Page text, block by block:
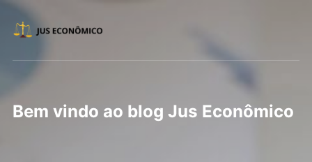
Bem vindo ao blog Jus Econômico